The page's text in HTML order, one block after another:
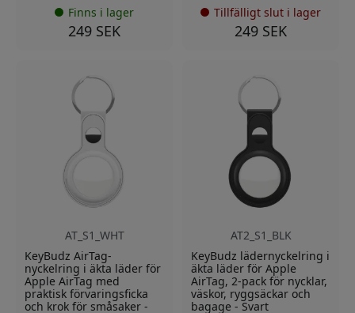
Finns i lager
249 SEK
Tillfälligt slut i lager
249 SEK
AT_S1_WHT
KeyBudz AirTag-
nyckelring i äkta läder för
Apple AirTag med
praktisk förvaringsficka
och krok för småsaker -
AT2_S1_BLK
KeyBudz lädernyckelring i
äkta läder för Apple
AirTag, 2-pack för nycklar,
väskor, ryggsäckar och
bagage - Svart